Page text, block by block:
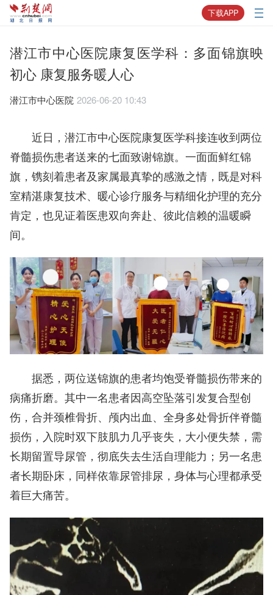
下载APP
潜江市中心医院康复医学科：多面锦旗映
初心 康复服务暖人心
潜江市中心医院 2026-06-20 10:43
近日，潜江市中心医院康复医学科接连收到两位
脊髓损伤患者送来的七面致谢锦旗。一面面鲜红锦
旗，镌刻着患者及家属最真挚的感激之情，既是对科
室精湛康复技术、暖心诊疗服务与精细化护理的充分
肯定，也见证着医患双向奔赴、彼此信赖的温暖瞬
间。
据悉，两位送锦旗的患者均饱受脊髓损伤带来的
病痛折磨。其中一名患者因高空坠落引发复合型创
伤，合并颈椎骨折、颅内出血、全身多处骨折伴脊髓
损伤，入院时双下肢肌力几乎丧失，大小便失禁，需
长期留置导尿管，彻底失去生活自理能力；另一名患
者长期卧床，同样依靠尿管排尿，身体与心理都承受
着巨大痛苦。